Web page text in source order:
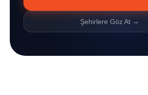
Şehirlere Göz At →